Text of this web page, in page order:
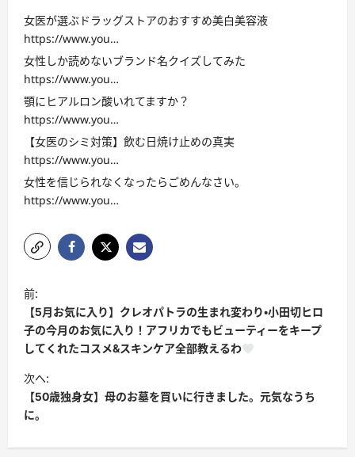
女医が選ぶドラッグストアのおすすめ美白美容液
https://www.you…
女性しか読めないブランド名クイズしてみた
https://www.you…
顎にヒアルロン酸いれてますか？
https://www.you…
【女医のシミ対策】飲む日焼け止めの真実
https://www.you…
女性を信じられなくなったらごめんなさい。
https://www.you…
投
稿
ナ
ビ
ゲ
ー
前:
【5月お気に入り】クレオパトラの生まれ変わり・小田切ヒロ
子の今月のお気に入り！アフリカでもビューティーをキープ
してくれたコスメ&スキンケア全部教えるわ
次へ:
【50歳独身女】母のお墓を買いに行きました。元気なうち
に。